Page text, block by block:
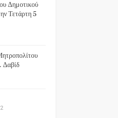
Δημοτικού
Τετάρτη 5
Δαβίδ